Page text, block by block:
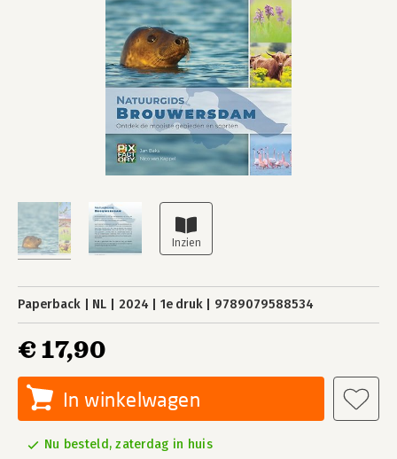
Paperback NL 2024 1e druk 9789079588534
€ 17,90
In winkelwagen
Nu besteld, zaterdag in huis